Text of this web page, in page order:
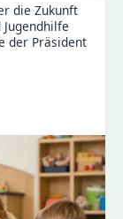
die Zukunft
der Präsident